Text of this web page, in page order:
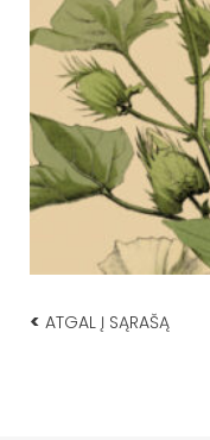
< ATGAL Į SĄRAŠĄ